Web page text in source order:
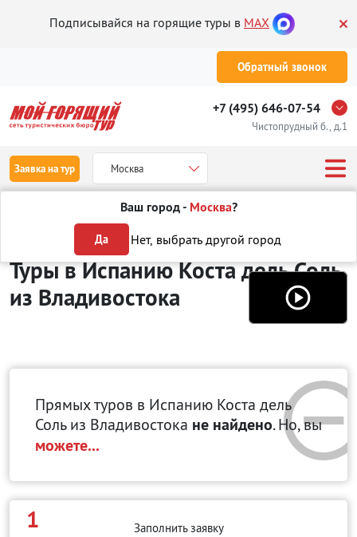
Подписывайся на горящие туры в MAX
Обратный звонок
+7 (495) 646-07-54
Чистопрудный б., д.1
Заявка на тур Москва
Ваш город - Москва?
Да Нет, выбрать другой город
Отдых в Испании Коста Дель Соль
Туры в Испанию Коста дель Соль
из Владивостока
Прямых туров в Испанию Коста дель
Соль из Владивостока не найдено. Но, вы
можете...
1
Заполнить заявку